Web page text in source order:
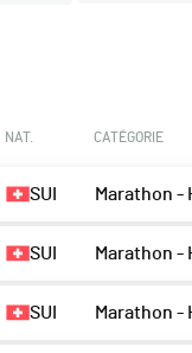
NAT. CATÉGORIE
SUI Marathon -
SUI Marathon -
SUI Marathon -